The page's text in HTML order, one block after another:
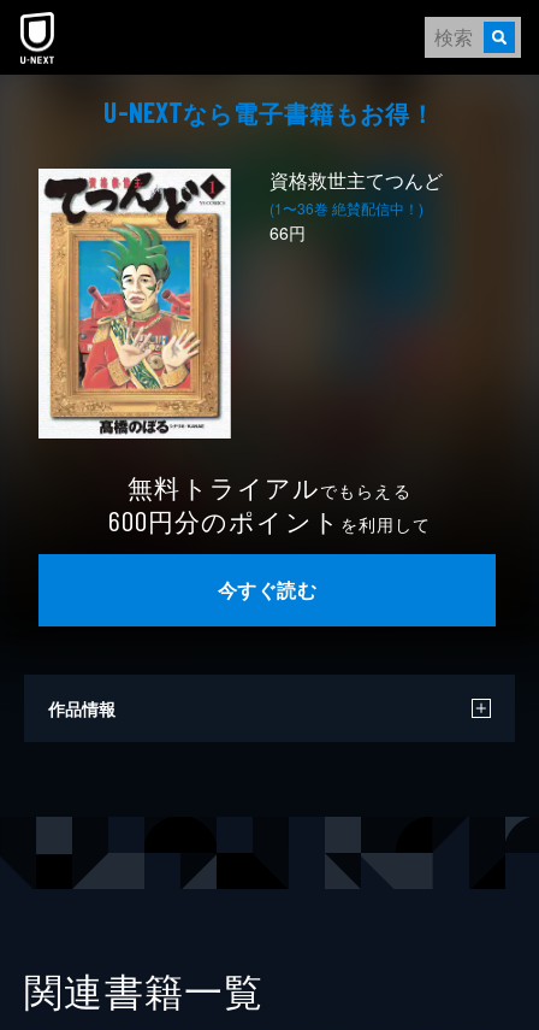
本文へスキップ
U-NEXTなら電⼦書籍もお得！
資格救世主てつんど
(1〜36巻 絶賛配信中！)
66円
無料トライアルでもらえる
600円分のポイント を利用して
今すぐ読む
作品情報
出版社
掲載誌 ビッグコミックスピリッツ
関連書籍一覧